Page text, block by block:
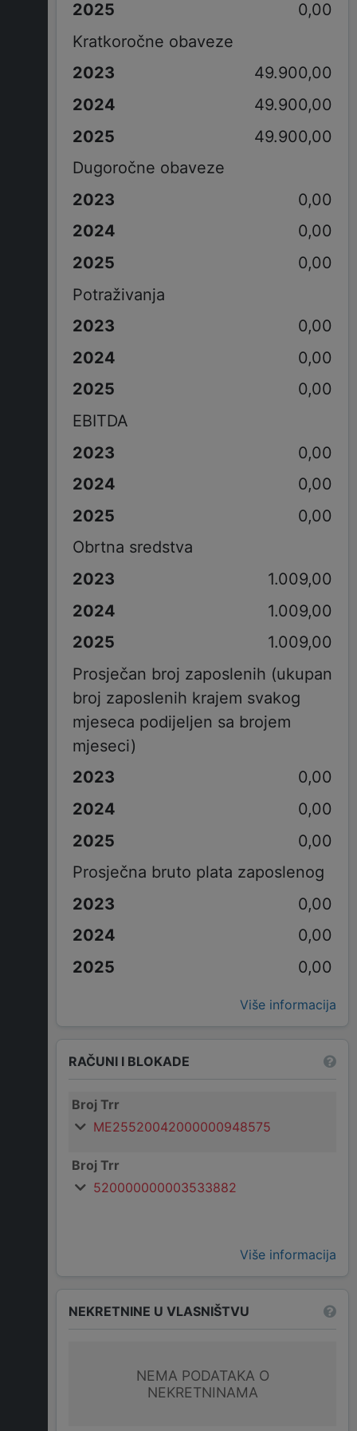
0,00
Kratkoročne obaveze
49.900,00
49.900,00
49.900,00
Dugoročne obaveze
0,00
0,00
0,00
Potraživanja
0,00
0,00
0,00
EBITDA
0,00
0,00
0,00
Obrtna sredstva
1.009,00
1.009,00
1.009,00
Prosječan broj zaposlenih (ukupan
broj zaposlenih krajem svakog
mjeseca podijeljen sa brojem
mjeseci)
0,00
0,00
0,00
Prosječna bruto plata zaposlenog
0,00
0,00
0,00
Više informacija
RAČUNI I BLOKADE
Broj Trr
ME25520042000000948575
Broj Trr
520000000003533882
Više informacija
NEKRETNINE U VLASNIŠTVU
NEMA PODATAKA O
NEKRETNINAMA